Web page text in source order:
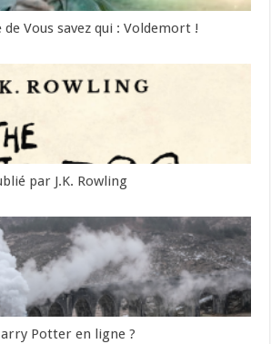
de Vous savez qui : Voldemort !
par J.K. Rowling
Potter en ligne ?